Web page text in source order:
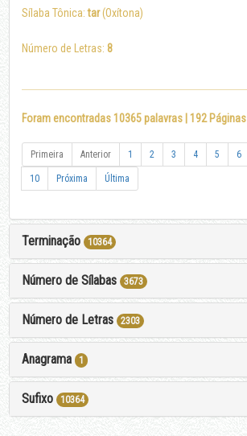
Sílaba Tônica:tar(Oxítona)
Número de Letras:8
Foram encontradas 10365 palavras | 192 Páginas
Primeira Anterior 1 2 3 4 5 6
10 Próxima Última
Terminação 10364
Número de Sílabas 3673
Número de Letras 2303
Anagrama 1
Sufixo 10364